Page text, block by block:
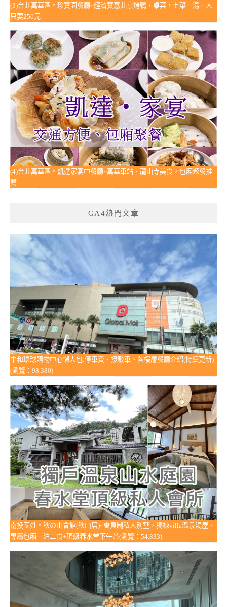
(3)台北萬華區。珍寶園餐廳~經濟實惠北京烤鴨、桌菜，七菜一湯一人
只要250元
(4)台北萬華區。凱達家宴中餐廳~萬華車站、龍山寺美食，包廂聚餐推
薦
GA4熱門文章
中和環球購物中心懶人包:停車費、接駁車、各樓層餐廳介紹(持續更新)
(瀏覽：98,380)
南投國姓。秋の山會館(秋山居)~會員制私人別墅，獨棟villa溫泉湯屋、
專屬包廂一泊二食+頂級春水堂下午茶(瀏覽：54,833)